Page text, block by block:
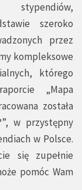
stypendiów,
szeroko
przez
kompleksowe
którego
„Mapa
została
w przystępny
w Polsce.
się zupełnie
pomóc Wam